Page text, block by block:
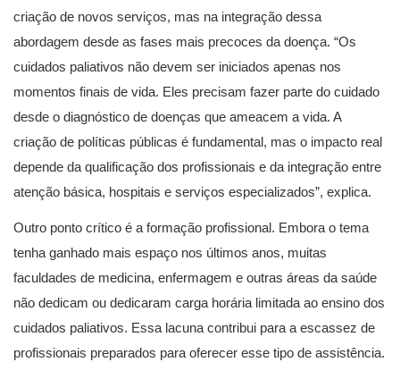
criação de novos serviços, mas na integração dessa
abordagem desde as fases mais precoces da doença. “Os
cuidados paliativos não devem ser iniciados apenas nos
momentos finais de vida. Eles precisam fazer parte do cuidado
desde o diagnóstico de doenças que ameacem a vida. A
criação de políticas públicas é fundamental, mas o impacto real
depende da qualificação dos profissionais e da integração entre
atenção básica, hospitais e serviços especializados”, explica.
Outro ponto crítico é a formação profissional. Embora o tema
tenha ganhado mais espaço nos últimos anos, muitas
faculdades de medicina, enfermagem e outras áreas da saúde
não dedicam ou dedicaram carga horária limitada ao ensino dos
cuidados paliativos. Essa lacuna contribui para a escassez de
profissionais preparados para oferecer esse tipo de assistência.